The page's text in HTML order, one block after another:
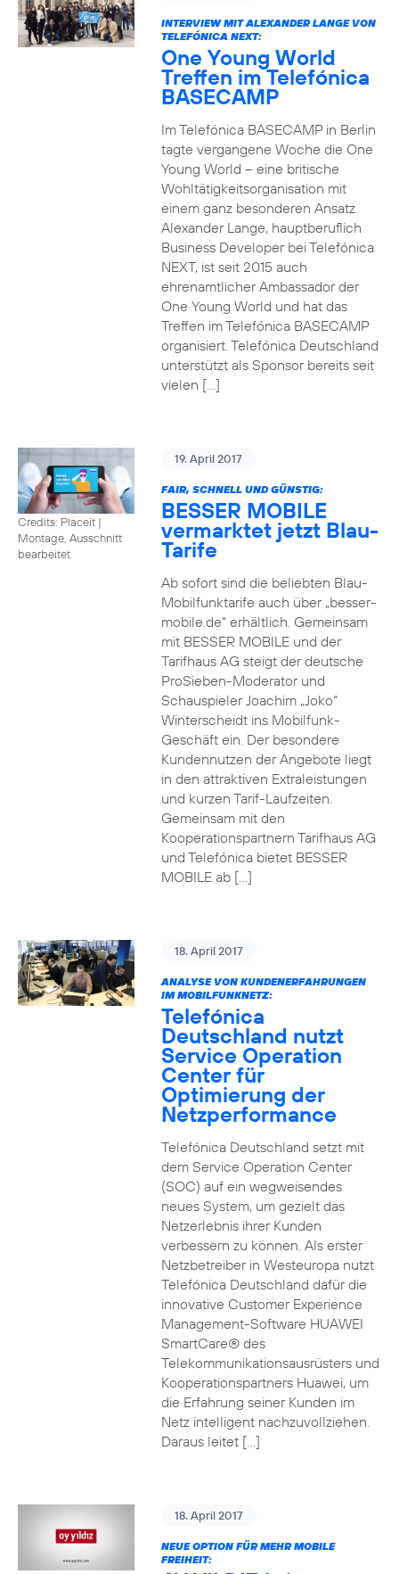
INTERVIEW MIT ALEXANDER LANGE VON
TELEFÓNICA NEXT:
One Young World
Treffen im Telefónica
BASECAMP
Im Telefónica BASECAMP in Berlin
tagte vergangene Woche die One
Young World – eine britische
Wohltätigkeitsorganisation mit
einem ganz besonderen Ansatz.
Alexander Lange, hauptberuflich
Business Developer bei Telefónica
NEXT, ist seit 2015 auch
ehrenamtlicher Ambassador der
One Young World und hat das
Treffen im Telefónica BASECAMP
organisiert. Telefónica Deutschland
unterstützt als Sponsor bereits seit
vielen […]
Credits: Placeit |
Montage, Ausschnitt
bearbeitet
19. April 2017
FAIR, SCHNELL UND GÜNSTIG:
BESSER MOBILE
vermarktet jetzt Blau-
Tarife
Ab sofort sind die beliebten Blau-
Mobilfunktarife auch über „besser-
mobile.de“ erhältlich. Gemeinsam
mit BESSER MOBILE und der
Tarifhaus AG steigt der deutsche
ProSieben-Moderator und
Schauspieler Joachim „Joko“
Winterscheidt ins Mobilfunk-
Geschäft ein. Der besondere
Kundennutzen der Angebote liegt
in den attraktiven Extraleistungen
und kurzen Tarif-Laufzeiten.
Gemeinsam mit den
Kooperationspartnern Tarifhaus AG
und Telefónica bietet BESSER
MOBILE ab […]
18. April 2017
ANALYSE VON KUNDENERFAHRUNGEN
IM MOBILFUNKNETZ:
Telefónica
Deutschland nutzt
Service Operation
Center für
Optimierung der
Netzperformance
Telefónica Deutschland setzt mit
dem Service Operation Center
(SOC) auf ein wegweisendes
neues System, um gezielt das
Netzerlebnis ihrer Kunden
verbessern zu können. Als erster
Netzbetreiber in Westeuropa nutzt
Telefónica Deutschland dafür die
innovative Customer Experience
Management-Software HUAWEI
SmartCare® des
Telekommunikationsausrüsters und
Kooperationspartners Huawei, um
die Erfahrung seiner Kunden im
Netz intelligent nachzuvollziehen.
Daraus leitet […]
18. April 2017
NEUE OPTION FÜR MEHR MOBILE
FREIHEIT: